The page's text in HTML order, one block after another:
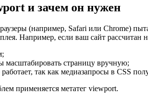
и зачем он нужен
(например, Safari или Chrome)
Например, если ваш сайт рассчитан
масштабировать страницу вручную;
так как медиазапросы в CSS
применяется метатег viewport.